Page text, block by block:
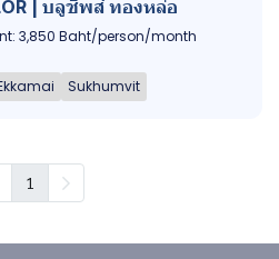
| บลูชิพส์ ทองหล่อ
3,850 Baht/person/month
Sukhumvit
1